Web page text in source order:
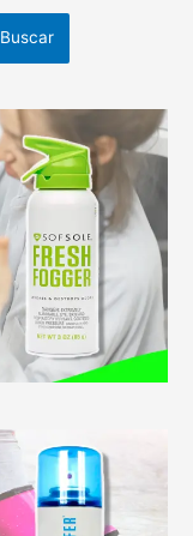
Buscar